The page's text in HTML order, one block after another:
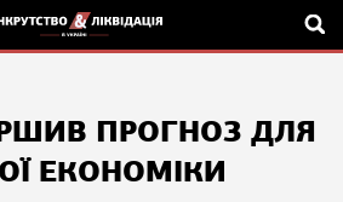
ПРОГНОЗ ДЛЯ
ЕКОНОМІКИ